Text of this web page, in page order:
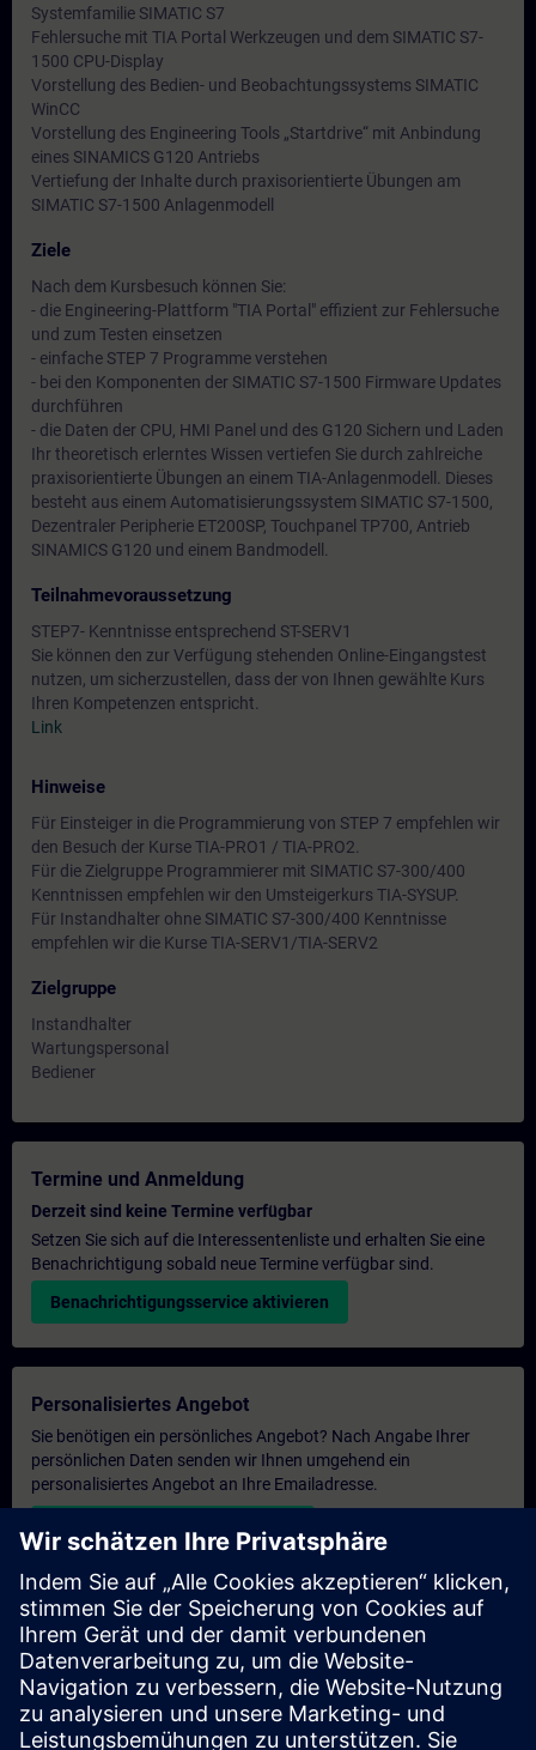
Systemfamilie SIMATIC S7
Fehlersuche mit TIA Portal Werkzeugen und dem SIMATIC S7-
1500 CPU-Display
Vorstellung des Bedien- und Beobachtungssystems SIMATIC
WinCC
Vorstellung des Engineering Tools „Startdrive“ mit Anbindung
eines SINAMICS G120 Antriebs
Vertiefung der Inhalte durch praxisorientierte Übungen am
SIMATIC S7-1500 Anlagenmodell
Ziele
Nach dem Kursbesuch können Sie:
- die Engineering-Plattform "TIA Portal" effizient zur Fehlersuche
und zum Testen einsetzen
- einfache STEP 7 Programme verstehen
- bei den Komponenten der SIMATIC S7-1500 Firmware Updates
durchführen
- die Daten der CPU, HMI Panel und des G120 Sichern und Laden
Ihr theoretisch erlerntes Wissen vertiefen Sie durch zahlreiche
praxisorientierte Übungen an einem TIA-Anlagenmodell. Dieses
besteht aus einem Automatisierungssystem SIMATIC S7-1500,
Dezentraler Peripherie ET200SP, Touchpanel TP700, Antrieb
SINAMICS G120 und einem Bandmodell.
Teilnahmevoraussetzung
STEP7- Kenntnisse entsprechend ST-SERV1
Sie können den zur Verfügung stehenden Online-Eingangstest
nutzen, um sicherzustellen, dass der von Ihnen gewählte Kurs
Ihren Kompetenzen entspricht.
Link
Hinweise
Für Einsteiger in die Programmierung von STEP 7 empfehlen wir
den Besuch der Kurse TIA-PRO1 / TIA-PRO2.
Für die Zielgruppe Programmierer mit SIMATIC S7-300/400
Kenntnissen empfehlen wir den Umsteigerkurs TIA-SYSUP.
Für Instandhalter ohne SIMATIC S7-300/400 Kenntnisse
empfehlen wir die Kurse TIA-SERV1/TIA-SERV2
Zielgruppe
Instandhalter
Wartungspersonal
Bediener
Termine und Anmeldung
Derzeit sind keine Termine verfügbar
Setzen Sie sich auf die Interessentenliste und erhalten Sie eine
Benachrichtigung sobald neue Termine verfügbar sind.
Benachrichtigungsservice aktivieren
Personalisiertes Angebot
Sie benötigen ein persönliches Angebot? Nach Angabe Ihrer
persönlichen Daten senden wir Ihnen umgehend ein
personalisiertes Angebot an Ihre Emailadresse.
Persönliches Angebot zusenden
Anfrage Exklusivtraining
Haben Sie Bedarf an einem höheren Schulungsangebot und
brauchen ein exklusives Training – entweder vor Ort bei Ihnen,
virtuell oder in einem SITRAIN Trainingscenter? Nachdem Sie
uns Ihre persönlichen Daten und Ihren Trainingsbedarf